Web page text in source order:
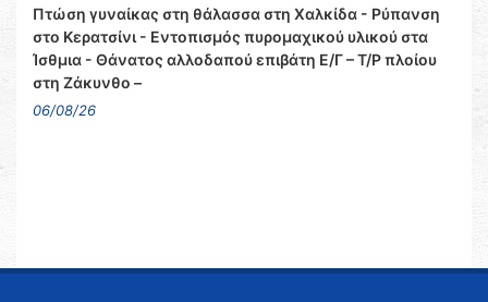
Πτώση γυναίκας στη θάλασσα στη Χαλκίδα - Ρύπανση
στο Κερατσίνι - Εντοπισμός πυρομαχικού υλικού στα
Ίσθμια - Θάνατος αλλοδαπού επιβάτη Ε/Γ – Τ/Ρ πλοίου
στη Ζάκυνθο –
06/08/26